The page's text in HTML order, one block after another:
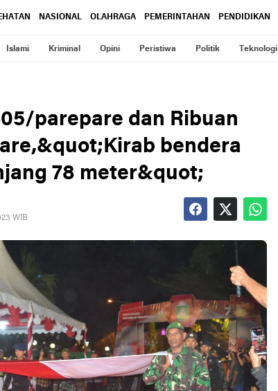
NASIONAL OLAHRAGA PEMERINTAHAN PENDIDIKAN
Islami Kriminal Opini Peristiwa Politik Teknologi
parepare dan Ribuan
bendera
78 meter&quot;
WIB